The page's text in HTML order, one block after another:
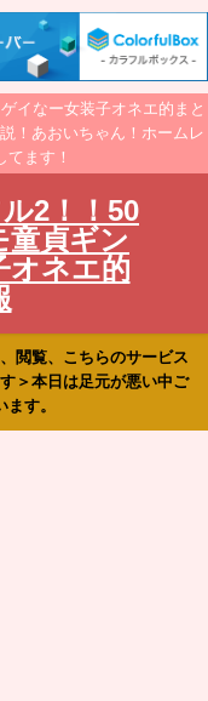
イなー女装子オネエ的まと
！あおいちゃん！ホームレ
てます！
2！！50
童貞ギン
オネエ的
閲覧、こちらのサービス
＞本日は足元が悪い中ご
す。